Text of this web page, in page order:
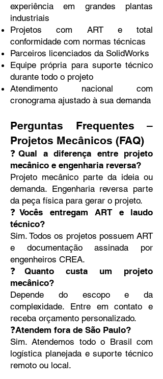
experiência em grandes plantas
industriais
Projetos com ART e total
conformidade com normas técnicas
Parceiros licenciados da SolidWorks
Equipe própria para suporte técnico
durante todo o projeto
Atendimento nacional com
cronograma ajustado à sua demanda
Perguntas Frequentes –
Projetos Mecânicos (FAQ)
❓Qual a diferença entre projeto
mecânico e engenharia reversa?
Projeto mecânico parte da ideia ou
demanda. Engenharia reversa parte
da peça física para gerar o projeto.
❓Vocês entregam ART e laudo
técnico?
Sim. Todos os projetos possuem ART
e documentação assinada por
engenheiros CREA.
❓Quanto custa um projeto
mecânico?
Depende do escopo e da
complexidade. Entre em contato e
receba orçamento personalizado.
❓Atendem fora de São Paulo?
Sim. Atendemos todo o Brasil com
logística planejada e suporte técnico
remoto ou local.